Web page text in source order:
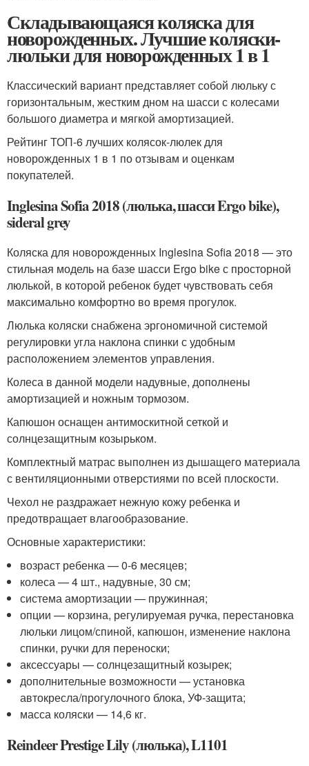
Складывающаяся коляска для
новорожденных. Лучшие коляски-
люльки для новорожденных 1 в 1
Классический вариант представляет собой люльку с
горизонтальным, жестким дном на шасси с колесами
большого диаметра и мягкой амортизацией.
Рейтинг ТОП-6 лучших колясок-люлек для
новорожденных 1 в 1 по отзывам и оценкам
покупателей.
Inglesina Sofia 2018 (люлька, шасси Ergo bike),
sideral grey
Коляска для новорожденных Inglesina Sofia 2018 — это
стильная модель на базе шасси Ergo bike с просторной
люлькой, в которой ребенок будет чувствовать себя
максимально комфортно во время прогулок.
Люлька коляски снабжена эргономичной системой
регулировки угла наклона спинки с удобным
расположением элементов управления.
Колеса в данной модели надувные, дополнены
амортизацией и ножным тормозом.
Капюшон оснащен антимоскитной сеткой и
солнцезащитным козырьком.
Комплектный матрас выполнен из дышащего материала
с вентиляционными отверстиями по всей плоскости.
Чехол не раздражает нежную кожу ребенка и
предотвращает влагообразование.
Основные характеристики:
возраст ребенка — 0-6 месяцев;
колеса — 4 шт., надувные, 30 см;
система амортизации — пружинная;
опции — корзина, регулируемая ручка, перестановка
люльки лицом/спиной, капюшон, изменение наклона
спинки, ручки для переноски;
аксессуары — солнцезащитный козырек;
дополнительные возможности — установка
автокресла/прогулочного блока, УФ-защита;
масса коляски — 14,6 кг.
Reindeer Prestige Lily (люлька), L1101